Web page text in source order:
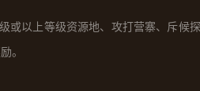
或以上等级资源地、攻打营寨、斥候
。